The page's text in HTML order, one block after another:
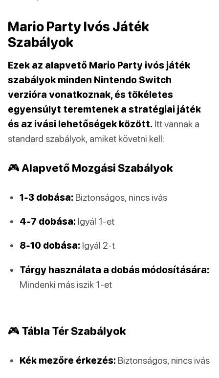
Mario Party Ivós Játék
Szabályok
Ezek az alapvető Mario Party ivós játék
szabályok minden Nintendo Switch
verzióra vonatkoznak, és tökéletes
egyensúlyt teremtenek a stratégiai játék
és az ivási lehetőségek között. Itt vannak a
standard szabályok, amiket követni kell:
🎮 Alapvető Mozgási Szabályok
1-3 dobása: Biztonságos, nincs ivás
4-7 dobása: Igyál 1-et
8-10 dobása: Igyál 2-t
Tárgy használata a dobás módosítására:
Mindenki más iszik 1-et
🎮 Tábla Tér Szabályok
Kék mezőre érkezés: Biztonságos, nincs ivás